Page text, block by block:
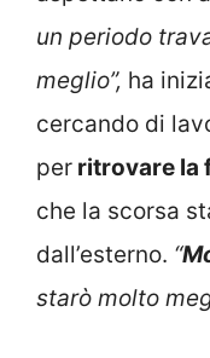
un periodo
meglio”, ha
cercando di
per ritrovare la
che la scorsa
dall’esterno. “
starò molto